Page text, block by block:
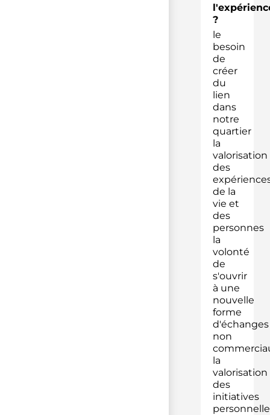
?
le
besoin
de
créer
du
lien
dans
notre
quartier
la
valorisation
des
de la
vie et
des
personnes
la
volonté
de
s'ouvrir
à une
nouvelle
forme
d'échanges
non
la
valorisation
des
initiatives